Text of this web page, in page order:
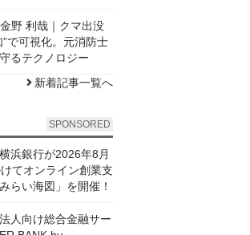
野 利哉｜クマ出没
”で可視化。元消防士
るテクノロジー
新着記事一覧へ
SPONSORED
浜銀行が2026年8月
てオンライン創業支
らい海図」を開催！
人向け総合金融サー